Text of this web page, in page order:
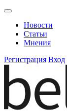
Новости
Статьи
Мнения
Регистрация Вход